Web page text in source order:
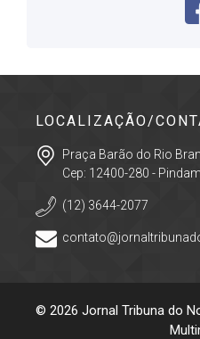
LOCALIZAÇÃO/
Praça Barão do Rio
Cep: 12400-280 -
(12) 3644-2077
© 2026 Jornal Tribuna do